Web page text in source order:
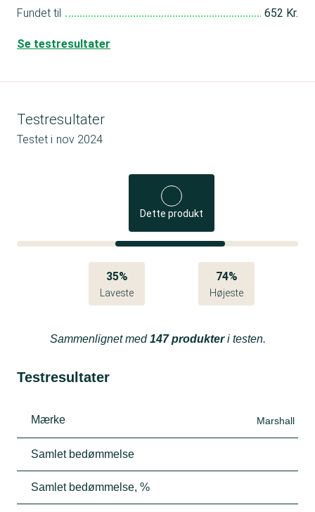
Fundet til 652 Kr.
Se testresultater
Testresultater
Testet i nov 2024
Dette produkt
35%
Laveste
74%
Højeste
Sammenlignet med147 produkteri testen.
Testresultater
Mærke Marshall
Samlet bedømmelse
Samlet bedømmelse, %